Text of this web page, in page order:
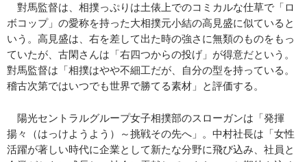
對馬監督は、相撲っぷりは土俵上でのコミカルな仕草で「ロ
ボコップ」の愛称を持った大相撲元小結の高見盛に似ていると
いう。高見盛は、右を差して出た時の強さに無類のものをもっ
ていたが、古閑さんは「右四つからの投げ」が得意だという。
對馬監督は「相撲はやや不細工だが、自分の型を持っている。
稽古次第ではいつでも世界で勝てる素材」と評価する。
陽光セントラルグループ女子相撲部のスローガンは「発揮
揚々（はっけようよう）～挑戦その先へ」。中村社長は「女性
活躍が著しい時代に企業として新たな分野に飛び込み、社員と